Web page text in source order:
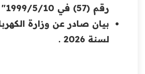
رقم (57) في 1999/5/10" .
لسنة 2026 .